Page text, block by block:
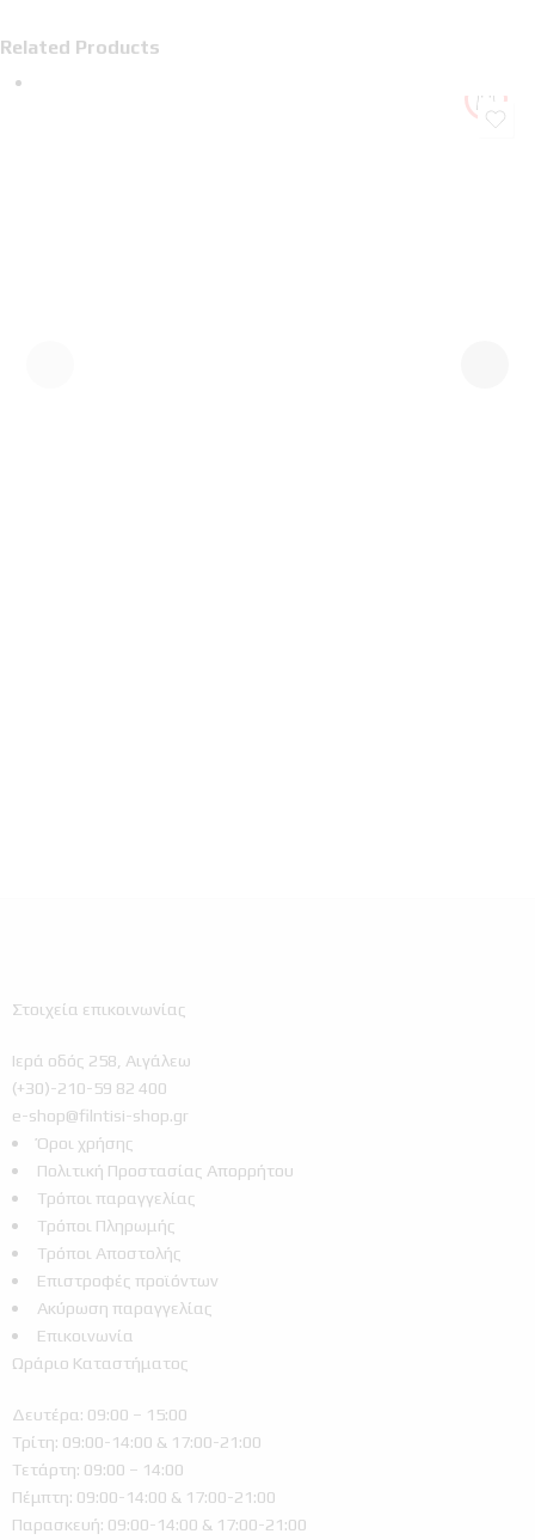
Related Products
Στοιχεία επικοινωνίας
Ιερά οδός 258, Αιγάλεω
(+30)-210-59 82 400
e-shop@filntisi-shop.gr
Όροι χρήσης
Πολιτική Προστασίας Απορρήτου
Τρόποι παραγγελίας
Τρόποι Πληρωμής
Τρόποι Αποστολής
Επιστροφές προϊόντων
Ακύρωση παραγγελίας
Επικοινωνία
Ωράριο Καταστήματος
Δευτέρα: 09:00 – 15:00
Τρίτη: 09:00-14:00 & 17:00-21:00
Τετάρτη: 09:00 – 14:00
Πέμπτη: 09:00-14:00 & 17:00-21:00
Παρασκευή: 09:00-14:00 & 17:00-21:00